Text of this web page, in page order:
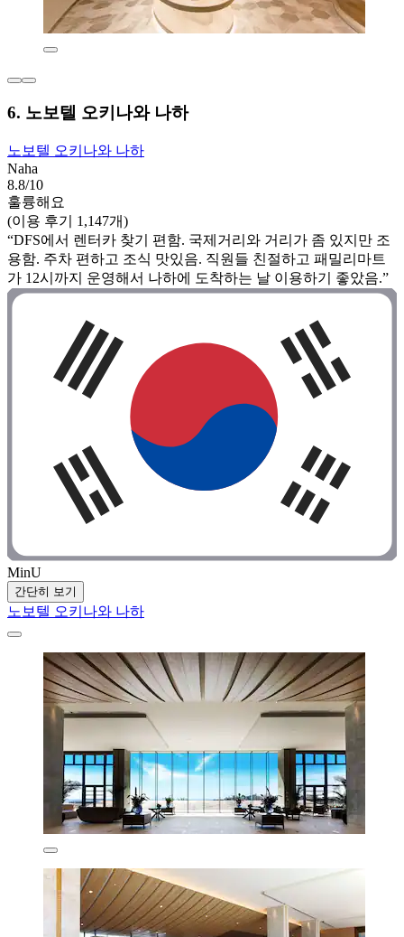
6. 노보텔 오키나와 나하
노보텔 오키나와 나하
Naha
8.8/10
훌륭해요
(이용 후기 1,147개)
“DFS에서 렌터카 찾기 편함. 국제거리와 거리가 좀 있지만 조
용함. 주차 편하고 조식 맛있음. 직원들 친절하고 패밀리마트
가 12시까지 운영해서 나하에 도착하는 날 이용하기 좋았음.”
MinU
간단히 보기
노보텔 오키나와 나하